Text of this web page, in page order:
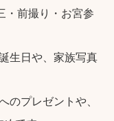
・前撮り・お宮参
生日や、家族写真
のプレゼントや、